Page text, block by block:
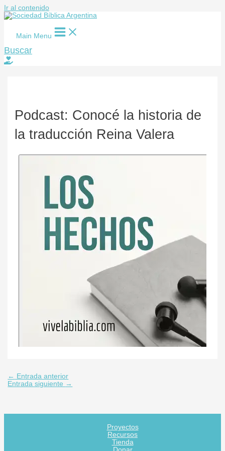
Ir al contenido
Main Menu
Buscar
Podcast: Conocé la historia de
la traducción Reina Valera
← Entrada anterior
Entrada siguiente →
Proyectos
Recursos
Tienda